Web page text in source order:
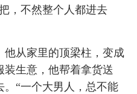
，不然整个人都进去
他从家里的顶梁柱，变成
生意，他帮着拿货送
“一个大男人，总不能